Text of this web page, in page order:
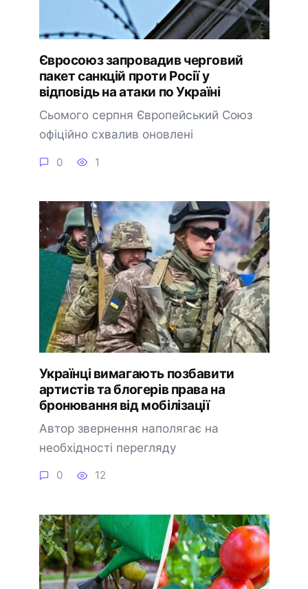
Євросоюз запровадив черговий
пакет санкцій проти Росії у
відповідь на атаки по Україні
Сьомого серпня Європейський Союз
офіційно схвалив оновлені
0 1
Українці вимагають позбавити
артистів та блогерів права на
бронювання від мобілізації
Автор звернення наполягає на
необхідності перегляду
0 12